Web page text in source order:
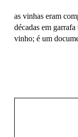
as vinhas eram
décadas em
vinho; é um